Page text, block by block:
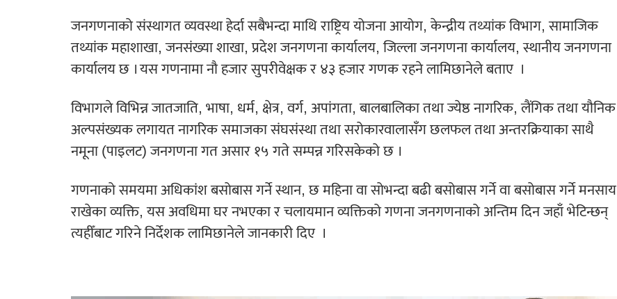
जनगणनाको संस्थागत व्यवस्था हेर्दा सबैभन्दा माथि राष्ट्रिय योजना आयोग, केन्द्रीय तथ्यांक विभाग, सामाजिक
तथ्यांक महाशाखा, जनसंख्या शाखा, प्रदेश जनगणना कार्यालय, जिल्ला जनगणना कार्यालय, स्थानीय जनगणना
कार्यालय छ । यस गणनामा नौ हजार सुपरीवेक्षक र ४३ हजार गणक रहने लामिछानेले बताए ।
विभागले विभिन्न जातजाति, भाषा, धर्म, क्षेत्र, वर्ग, अपांगता, बालबालिका तथा ज्येष्ठ नागरिक, लैंगिक तथा यौनिक
अल्पसंख्यक लगायत नागरिक समाजका संघसंस्था तथा सरोकारवालासँग छलफल तथा अन्तरक्रियाका साथै
नमूना (पाइलट) जनगणना गत असार १५ गते सम्पन्न गरिसकेको छ ।
गणनाको समयमा अधिकांश बसोबास गर्ने स्थान, छ महिना वा सोभन्दा बढी बसोबास गर्ने वा बसोबास गर्ने मनसाय
राखेका व्यक्ति, यस अवधिमा घर नभएका र चलायमान व्यक्तिको गणना जनगणनाको अन्तिम दिन जहाँ भेटिन्छन्
त्यहीँबाट गरिने निर्देशक लामिछानेले जानकारी दिए ।